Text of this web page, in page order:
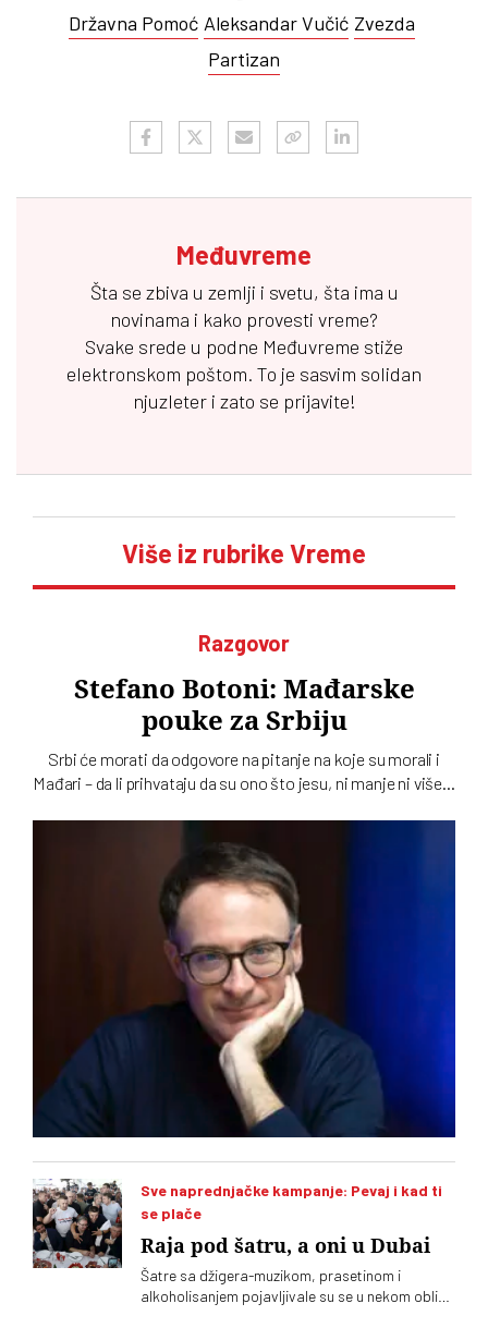
Državna Pomoć Aleksandar Vučić Zvezda
Partizan
Međuvreme
Šta se zbiva u zemlji i svetu, šta ima u
novinama i kako provesti vreme?
Svake srede u podne Međuvreme stiže
elektronskom poštom. To je sasvim solidan
njuzleter i zato se prijavite!
Više iz rubrike Vreme
Razgovor
Stefano Botoni: Mađarske
pouke za Srbiju
Srbi će morati da odgovore na pitanje na koje su morali i
Mađari – da li prihvataju da su ono što jesu, ni manje ni više…
Mađarskoj
Sve naprednjačke kampanje: Pevaj i kad ti
se plače
Raja pod šatru, a oni u Dubai
Šatre sa džigera-muzikom, prasetinom i
alkoholisanjem pojavljivale su se u nekom obliku